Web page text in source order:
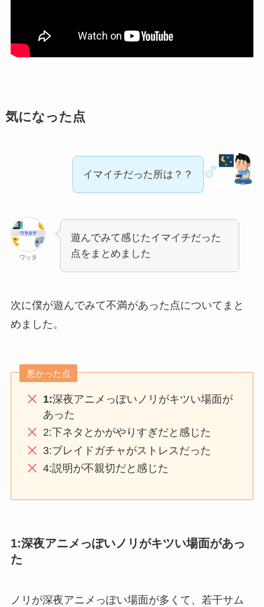
気になった点
イマイチだった所は？？
ワッタ
遊んでみて感じたイマイチだった
点をまとめました
次に僕が遊んでみて不満があった点についてまと
めました。
悪かった点
1:深夜アニメっぽいノリがキツい場面が
あった
2:下ネタとかがやりすぎだと感じた
3:ブレイドガチャがストレスだった
4:説明が不親切だと感じた
1:深夜アニメっぽいノリがキツい場面があっ
た
ノリが深夜アニメっぽい場面が多くて、若干サム